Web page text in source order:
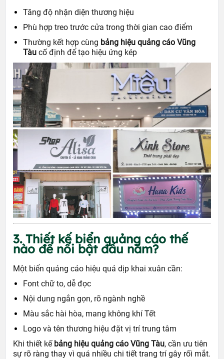
Tăng độ nhận diện thương hiệu
Phù hợp treo trước cửa trong thời gian cao điểm
Thường kết hợp cùng bảng hiệu quảng cáo Vũng
Tàu cố định để tạo hiệu ứng kép
3. Thiết kế biển quảng cáo thế
nào để nổi bật đầu năm?
Một biển quảng cáo hiệu quả dịp khai xuân cần:
Font chữ to, dễ đọc
Nội dung ngắn gọn, rõ ngành nghề
Màu sắc hài hòa, mang không khí Tết
Logo và tên thương hiệu đặt vị trí trung tâm
Khi thiết kế bảng hiệu quảng cáo Vũng Tàu, cần ưu tiên
sự rõ ràng thay vì quá nhiều chi tiết trang trí gây rối mắt.